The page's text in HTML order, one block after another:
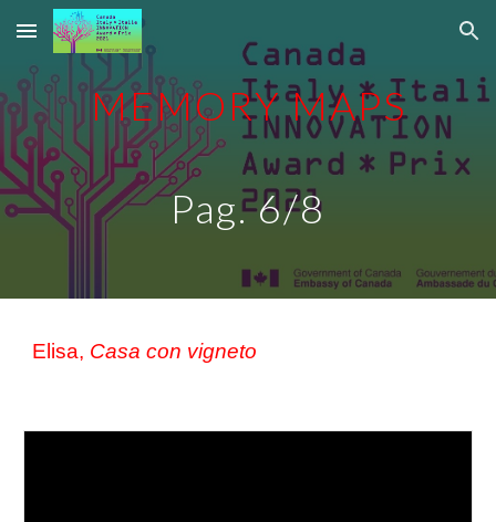
Skip to main content Skip to navigation
MEMORY MAPS
Pag. 6/8
Elisa, Casa con vigneto